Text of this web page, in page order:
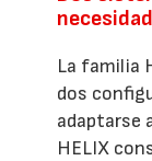
La familia
dos
adaptarse
HELIX